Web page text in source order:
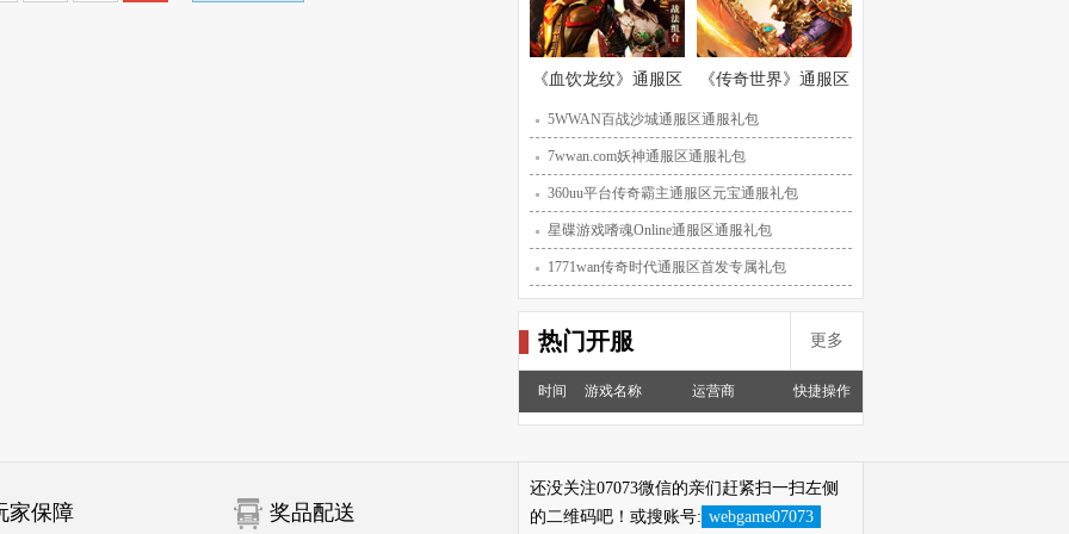
《血饮龙纹》通服区
礼包
《传奇世界》通服区
媒体礼包
5WWAN百战沙城通服区通服礼包
7wwan.com妖神通服区通服礼包
360uu平台传奇霸主通服区元宝通服礼包
星碟游戏嗜魂Online通服区通服礼包
1771wan传奇时代通服区首发专属礼包
热门开服 更多
时间 游戏名称 运营商 快捷操作
家保障 奖品配送
还没关注07073微信的亲们赶紧扫一扫左侧
的二维码吧！或搜账号: webgame07073